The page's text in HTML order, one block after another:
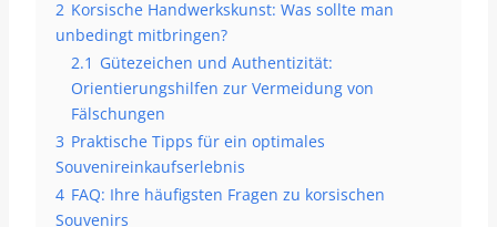
2 Korsische Handwerkskunst: Was sollte man
unbedingt mitbringen?
2.1 Gütezeichen und Authentizität:
Orientierungshilfen zur Vermeidung von
Fälschungen
3 Praktische Tipps für ein optimales
Souvenireinkaufserlebnis
4 FAQ: Ihre häufigsten Fragen zu korsischen
Souvenirs